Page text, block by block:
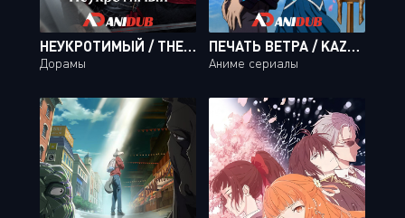
НЕУКРОТИМЫЙ / THE UNTAMED / CHEN QING LING [06 ИЗ 50]
Дорамы
ПЕЧАТЬ ВЕТРА / KAZE NO STIGMA [24 ИЗ 24]
Аниме сериалы